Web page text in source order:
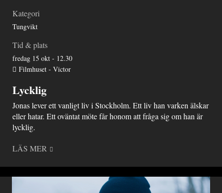
Kategori
Tungvikt
Tid & plats
fredag 15 okt - 12.30
Filmhuset - Victor
Lycklig
Jonas lever ett vanligt liv i Stockholm. Ett liv han varken älskar
eller hatar. Ett oväntat möte får honom att fråga sig om han är
lycklig.
LÄS MER